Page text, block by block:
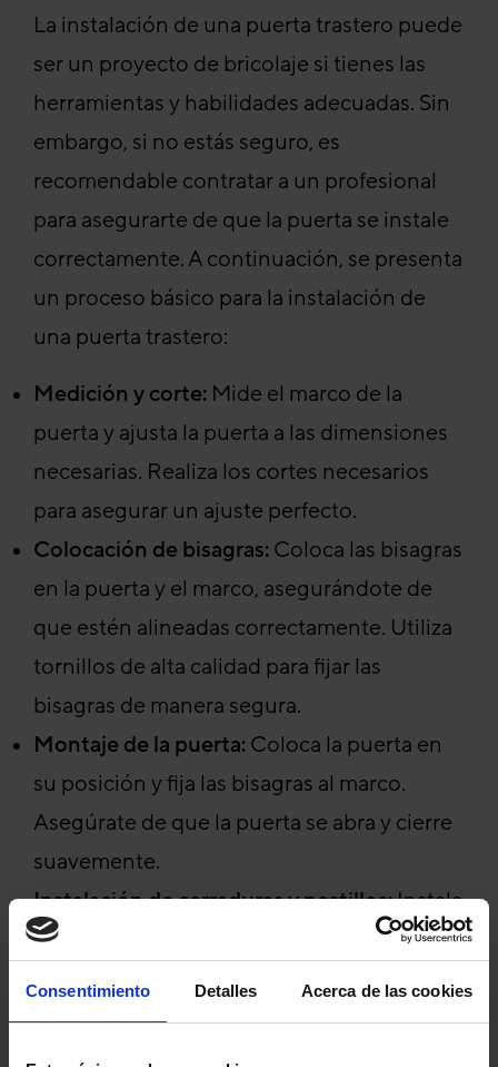
Consentimiento Detalles Acerca de las cookies
La instalación de una puerta trastero puede
ser un proyecto de bricolaje si tienes las
herramientas y habilidades adecuadas. Sin
embargo, si no estás seguro, es
recomendable contratar a un profesional
para asegurarte de que la puerta se instale
correctamente. A continuación, se presenta
un proceso básico para la instalación de
una puerta trastero:
Medición y corte: Mide el marco de la
puerta y ajusta la puerta a las dimensiones
necesarias. Realiza los cortes necesarios
para asegurar un ajuste perfecto.
Colocación de bisagras: Coloca las bisagras
en la puerta y el marco, asegurándote de
que estén alineadas correctamente. Utiliza
tornillos de alta calidad para fijar las
bisagras de manera segura.
Montaje de la puerta: Coloca la puerta en
su posición y fija las bisagras al marco.
Asegúrate de que la puerta se abra y cierre
suavemente.
Instalación de cerraduras y pestillos:Instala
las cerraduras y pestillos según las
instrucciones del fabricante. Asegúrate de
que estén bien alineados y funcionen
correctamente.